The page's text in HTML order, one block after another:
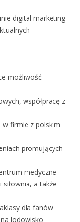
digital marketing
możliwość
współpracę z
w firmie z polskim
promujących
medyczne
a także
dla fanów
lodowisko